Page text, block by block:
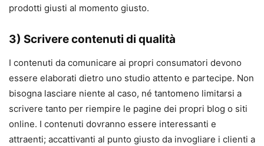
prodotti giusti al momento giusto.
3) Scrivere contenuti di qualità
I contenuti da comunicare ai propri consumatori devono
essere elaborati dietro uno studio attento e partecipe. Non
bisogna lasciare niente al caso, né tantomeno limitarsi a
scrivere tanto per riempire le pagine dei propri blog o siti
online. I contenuti dovranno essere interessanti e
attraenti; accattivanti al punto giusto da invogliare i clienti a